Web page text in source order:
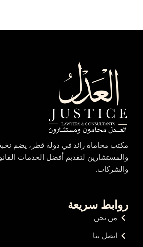
مكتب محاماة رائد في دولة قطر، يضم
والمستشارين لتقديم أفضل الخدمات
والشركات.
روابط سريعة
من نحن
اتصل بنا